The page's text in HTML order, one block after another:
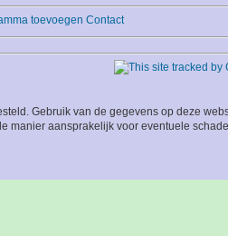
toevoegen Contact
Gebruik van de gegevens op deze
manier aansprakelijk voor eventuele